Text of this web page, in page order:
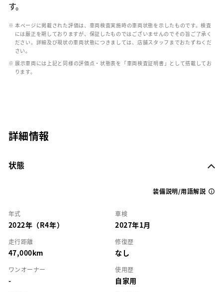
す。
※ 本ページに掲載された評価は、車両検査実施時の車両状態を示したものです。検査
には厳正を期しておりますが、保証したものではございませんのでその旨ご了承く
ださい。詳細及び現状の車両状態につきましては、店舗スタッフまでおたずねくだ
さい。
※ 展示車両には上記と同様の評価点・状態表を「車両検査証明書」として搭載してお
ります。
詳細情報
状態
装備説明/用語解説
年式
2022年（R4年）
車検
2027年1月
走行距離
47,000km
修復歴
なし
ワンオーナー
-
使用歴
自家用